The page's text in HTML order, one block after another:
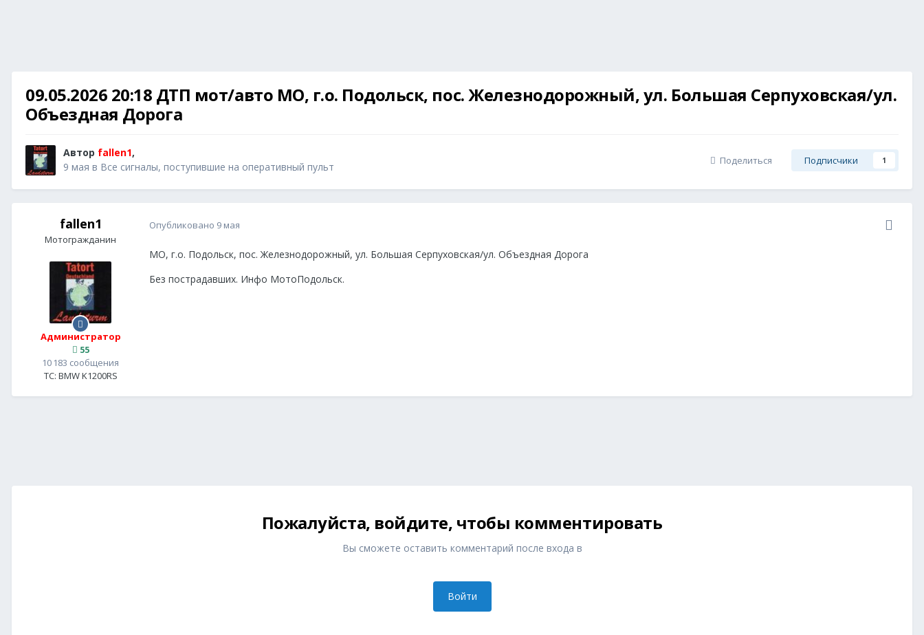
09.05.2026 20:18 ДТП мот/авто МО, г.о. Подольск, пос. Железнодорожный, ул. Большая Серпуховская/ул.
Объездная Дорога
Автор fallen1,
9 мая в Все сигналы, поступившие на оперативный пульт Поделиться Подписчики 1
fallen1
Мотогражданин
Администратор
55
10 183 сообщения
ТС: BMW K1200RS
Опубликовано 9 мая
МО, г.о. Подольск, пос. Железнодорожный, ул. Большая Серпуховская/ул. Объездная Дорога
Без пострадавших. Инфо МотоПодольск.
Пожалуйста, войдите, чтобы комментировать
Вы сможете оставить комментарий после входа в
Войти